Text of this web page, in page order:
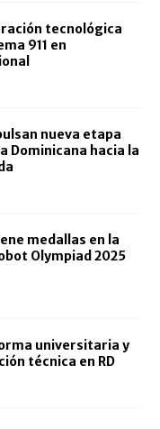
tecnológica
911 en
nueva etapa
Dominicana hacia la
medallas en la
Olympiad 2025
universitaria y
técnica en RD